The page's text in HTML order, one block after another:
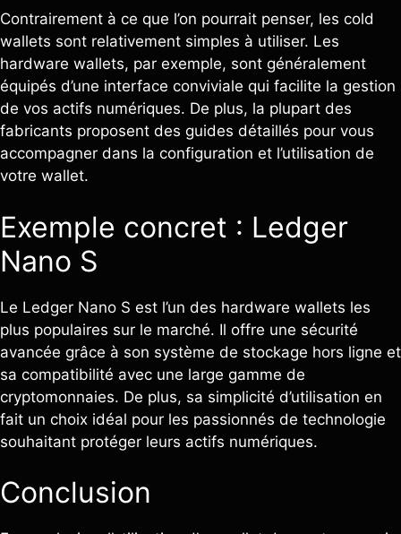
Contrairement à ce que l’on pourrait penser, les cold
wallets sont relativement simples à utiliser. Les
hardware wallets, par exemple, sont généralement
équipés d’une interface conviviale qui facilite la gestion
de vos actifs numériques. De plus, la plupart des
fabricants proposent des guides détaillés pour vous
accompagner dans la configuration et l’utilisation de
votre wallet.
Exemple concret : Ledger
Nano S
Le Ledger Nano S est l’un des hardware wallets les
plus populaires sur le marché. Il offre une sécurité
avancée grâce à son système de stockage hors ligne et
sa compatibilité avec une large gamme de
cryptomonnaies. De plus, sa simplicité d’utilisation en
fait un choix idéal pour les passionnés de technologie
souhaitant protéger leurs actifs numériques.
Conclusion